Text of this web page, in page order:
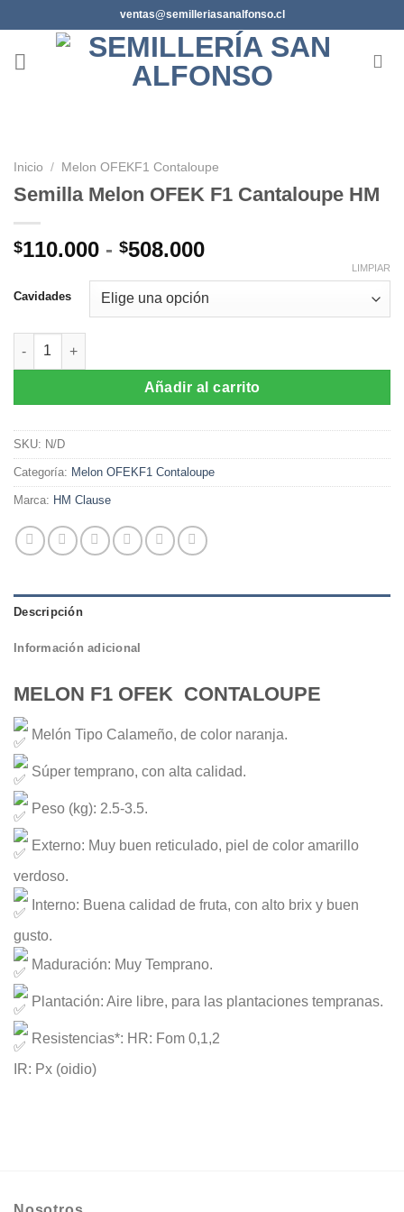
al
contenido
ventas@semilleriasanalfonso.cl
Inicio / Melon OFEKF1 Contaloupe
Semilla Melon OFEK F1 Cantaloupe HM
$110.000 - $508.000Rango
precios:
desde
$508.000
Cavidades
LIMPIAR
Semilla Melon OFEK F1 Cantaloupe HM cantidad
Añadir al carrito
SKU: N/D
Categoría: Melon OFEKF1 Contaloupe
Marca: HM Clause
Descripción
Información adicional
MELON F1 OFEK CONTALOUPE
Melón Tipo Calameño, de color naranja.
Súper temprano, con alta calidad.
Peso (kg): 2.5-3.5.
Externo: Muy buen reticulado, piel de color amarillo
verdoso.
Interno: Buena calidad de fruta, con alto brix y buen
gusto.
Maduración: Muy Temprano.
Plantación: Aire libre, para las plantaciones tempranas.
Resistencias*: HR: Fom 0,1,2
IR: Px (oidio)